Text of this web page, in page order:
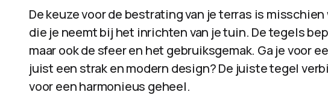
De keuze voor de bestrating van je terras is
die je neemt bij het inrichten van je tuin. De tegels
maar ook de sfeer en het gebruiksgemak. Ga je voor
juist een strak en modern design? De juiste tegel
voor een harmonieus geheel.